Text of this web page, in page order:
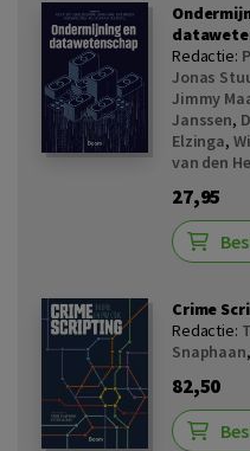
Redactie:
Jonas
Jimmy
Janssen,
Elzinga,
van den
27,95
Crime
Redactie:
Snaphaan,
82,50